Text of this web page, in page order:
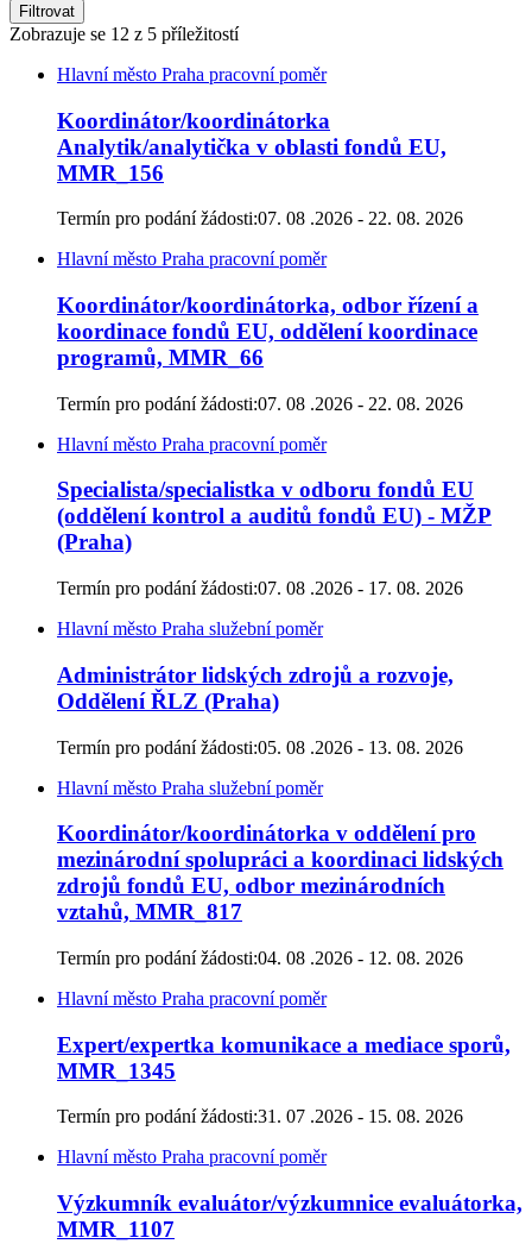
Filtrovat
Zobrazuje se 12 z 5 příležitostí
Hlavní město Praha pracovní poměr
Koordinátor/koordinátorka
Analytik/analytička v oblasti fondů EU,
MMR_156
Termín pro podání žádosti:07. 08 .2026 - 22. 08. 2026
Hlavní město Praha pracovní poměr
Koordinátor/koordinátorka, odbor řízení a
koordinace fondů EU, oddělení koordinace
programů, MMR_66
Termín pro podání žádosti:07. 08 .2026 - 22. 08. 2026
Hlavní město Praha pracovní poměr
Specialista/specialistka v odboru fondů EU
(oddělení kontrol a auditů fondů EU) - MŽP
(Praha)
Termín pro podání žádosti:07. 08 .2026 - 17. 08. 2026
Hlavní město Praha služební poměr
Administrátor lidských zdrojů a rozvoje,
Oddělení ŘLZ (Praha)
Termín pro podání žádosti:05. 08 .2026 - 13. 08. 2026
Hlavní město Praha služební poměr
Koordinátor/koordinátorka v oddělení pro
mezinárodní spolupráci a koordinaci lidských
zdrojů fondů EU, odbor mezinárodních
vztahů, MMR_817
Termín pro podání žádosti:04. 08 .2026 - 12. 08. 2026
Hlavní město Praha pracovní poměr
Expert/expertka komunikace a mediace sporů,
MMR_1345
Termín pro podání žádosti:31. 07 .2026 - 15. 08. 2026
Hlavní město Praha pracovní poměr
Výzkumník evaluátor/výzkumnice evaluátorka,
MMR_1107